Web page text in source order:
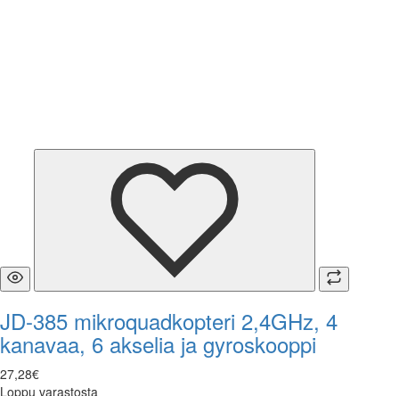
JD-385 mikroquadkopteri 2,4GHz, 4
kanavaa, 6 akselia ja gyroskooppi
27,28€
Loppu varastosta